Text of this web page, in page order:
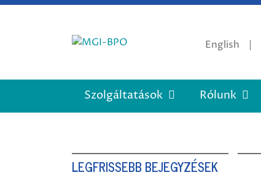
Tovább
English
Szolgáltatások Rólunk
LEGFRISSEBB BEJEGYZÉSEK